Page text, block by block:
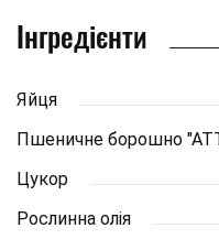
Інгредієнти
Яйця
Пшеничне борошно
Цукор
Рослинна олія